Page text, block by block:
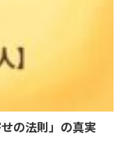
の法則」の真実